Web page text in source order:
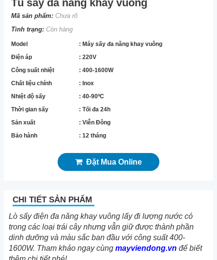
Tủ sấy đa năng khay vuông
Mã sản phẩm: Chưa rõ
Tình trạng: Còn hàng
Model
: Máy sấy đa năng khay vuông
Điện áp
: 220V
Công suất nhiệt
: 400-1600W
Chất liệu chính
: Inox
Nhiệt độ sấy
: 40-90ºC
Thời gian sấy
: Tối đa 24h
Sản xuất
: Viễn Đông
Bảo hành
: 12 tháng
Đặt Mua Online
CHI TIẾT SẢN PHẨM
Lò sấy điện đa năng khay vuông lấy đi lượng nước có
trong các loại trái cây nhưng vẫn giữ được thành phần
dinh dưỡng và màu sắc ban đầu với công suất 400-
1600W. Tham khảo ngay cùng mayviendong.vn để biết